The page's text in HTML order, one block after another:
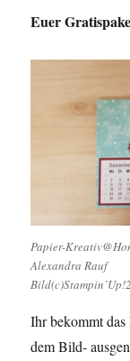
Euer
Papier-
Alexandra Rauf
Ihr bekommt
dem Bild-